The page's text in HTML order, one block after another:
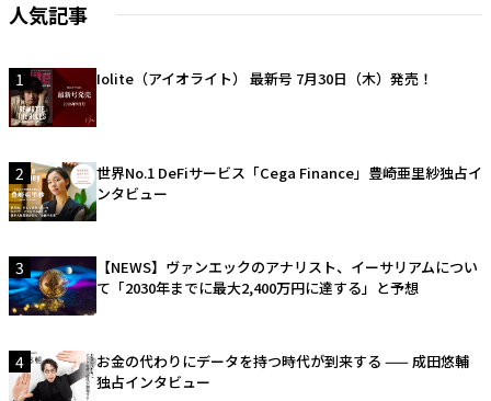
人気記事
1 Iolite（アイオライト） 最新号 7月30日（木）発売！
2
世界No.1 DeFiサービス「Cega Finance」豊崎亜里紗独占イ
ンタビュー
3
【NEWS】ヴァンエックのアナリスト、イーサリアムについ
て「2030年までに最大2,400万円に達する」と予想
4
お金の代わりにデータを持つ時代が到来する —— 成田悠輔
独占インタビュー